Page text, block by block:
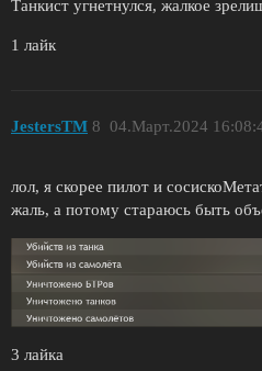
Танкист угнетнулся, жалкое
1 лайк
JestersTM 04.Март.2024
8
лол, я скорее пилот и
жаль, а потому стараюсь быть
3 лайка